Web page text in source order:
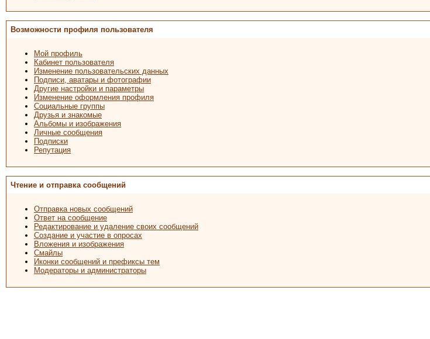
Возможности профиля пользователя
Мой профиль
Кабинет пользователя
Изменение пользовательских данных
Подписи, аватары и фотографии
Другие настройки и параметры
Изменение оформления профиля
Социальные группы
Друзья и знакомые
Альбомы и изображения
Личные сообщения
Подписки
Репутация
Чтение и отправка сообщений
Отправка новых сообщений
Ответ на сообщение
Редактирование и удаление своих сообщений
Создание и участие в опросах
Вложения и изображения
Смайлы
Иконки сообщений и префиксы тем
Модераторы и администраторы